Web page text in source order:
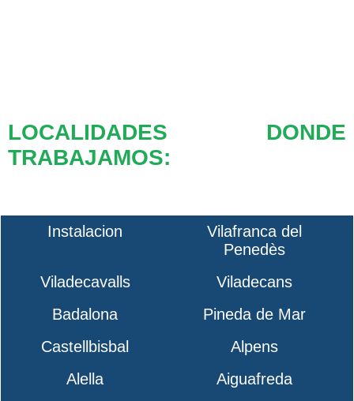
LOCALIDADES DONDE
TRABAJAMOS:
Instalacion
Vilafranca del
Penedès
Viladecavalls
Viladecans
Badalona
Pineda de Mar
Castellbisbal
Alpens
Alella
Aiguafreda